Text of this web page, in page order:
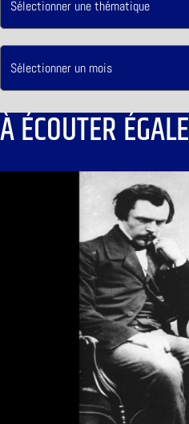
À ÉCOUTER